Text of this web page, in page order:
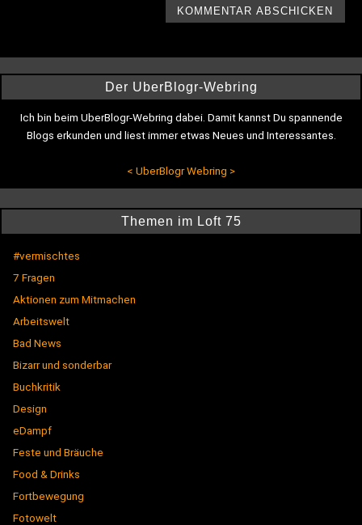
Der UberBlogr-Webring
Ich bin beim UberBlogr-Webring dabei. Damit kannst Du spannende
Blogs erkunden und liest immer etwas Neues und Interessantes.
< UberBlogr Webring >
Themen im Loft 75
#vermischtes
7 Fragen
Aktionen zum Mitmachen
Arbeitswelt
Bad News
Bizarr und sonderbar
Buchkritik
Design
eDampf
Feste und Bräuche
Food & Drinks
Fortbewegung
Fotowelt